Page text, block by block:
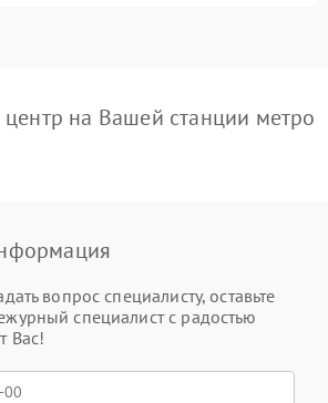
на Вашей станции метро
вопрос специалисту, оставьте
специалист с радостью
Вас!